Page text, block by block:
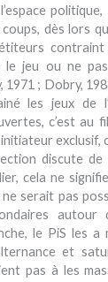
coups, dès lors
jeu ou ne
1971 ; Dobry,
les jeux de
c’est au fil
exclusif,
discute de
cela ne
ne serait pas
autour
le PiS les a
et
pas à les